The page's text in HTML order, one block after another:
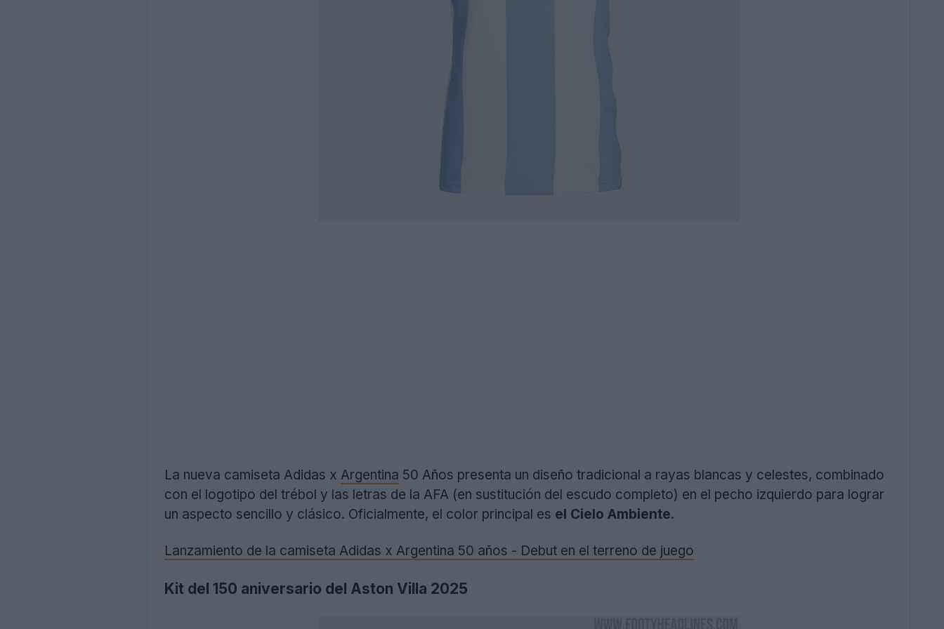
La nueva camiseta Adidas x Argentina 50 Años presenta un diseño tradicional a rayas blancas y celestes, combinado
con el logotipo del trébol y las letras de la AFA (en sustitución del escudo completo) en el pecho izquierdo para lograr
un aspecto sencillo y clásico. Oficialmente, el color principal es el Cielo Ambiente.
Lanzamiento de la camiseta Adidas x Argentina 50 años - Debut en el terreno de juego
Kit del 150 aniversario del Aston Villa 2025